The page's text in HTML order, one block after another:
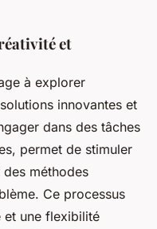
et
à explorer
innovantes et
dans des tâches
permet de stimuler
des méthodes
Ce processus
et une flexibilité